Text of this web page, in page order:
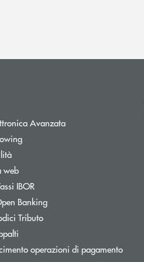
finestra
Avanzata
Apre una nuova finestra
web
IBORApre una nuova finestra
BankingApre una nuova finestra
TributoApre una nuova finestra
operazioni di pagamento